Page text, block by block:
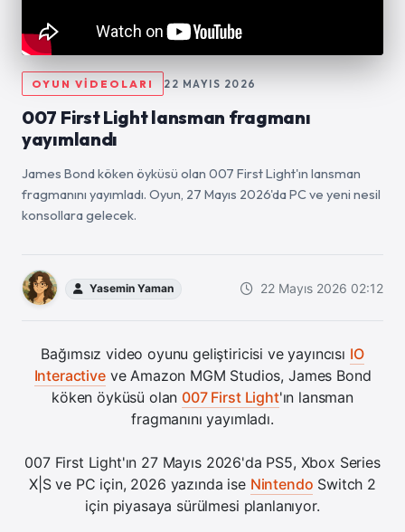
OYUN VİDEOLARI 22 MAYIS 2026
007 First Light lansman fragmanı
yayımlandı
James Bond köken öyküsü olan 007 First Light'ın lansman
fragmanını yayımladı. Oyun, 27 Mayıs 2026'da PC ve yeni nesil
konsollara gelecek.
Yasemin Yaman 22 Mayıs 2026 02:12
Bağımsız video oyunu geliştiricisi ve yayıncısı IO
Interactiveve Amazon MGM Studios, James Bond
köken öyküsü olan 007 First Light'ın lansman
fragmanını yayımladı.
007 First Light'ın 27 Mayıs 2026'da PS5, Xbox Series
X|S ve PC için, 2026 yazında ise Nintendo Switch 2
için piyasaya sürülmesi planlanıyor.